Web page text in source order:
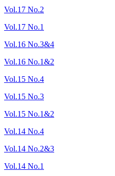
Vol.17 No.2
Vol.17 No.1
Vol.16 No.3&4
Vol.16 No.1&2
Vol.15 No.4
Vol.15 No.3
Vol.15 No.1&2
Vol.14 No.4
Vol.14 No.2&3
Vol.14 No.1